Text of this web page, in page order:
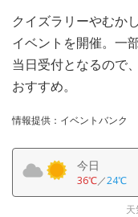
クイズラリーやむか
イベントを開催。一
当日受付となるので
おすすめ。
情報提供：イベントバンク
今日
36℃／24℃